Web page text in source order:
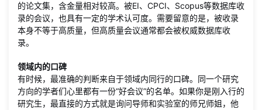
的论文集，含金量相对较高。被EI、CPCI、Scopus等数据库收
录的会议，也具有一定的学术认可度。需要留意的是，被收录
本身不等于高质量，但高质量会议通常都会被权威数据库收
录。
领域内的口碑
有时候，最准确的判断来自于领域内同行的口碑。同一个研究
方向的学者们心里都有一份“好会议”的名单。如果你是刚入行的
研究生，最直接的方式就是询问导师和实验室的师兄师姐，他